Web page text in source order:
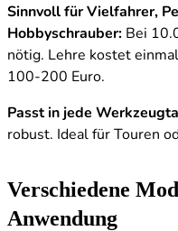
Sinnvoll für Vielfahrer,
Hobbyschrauber: Bei
nötig. Lehre kostet
100-200 Euro.
Passt in jede
robust. Ideal für Touren
Verschiedene
Anwendung